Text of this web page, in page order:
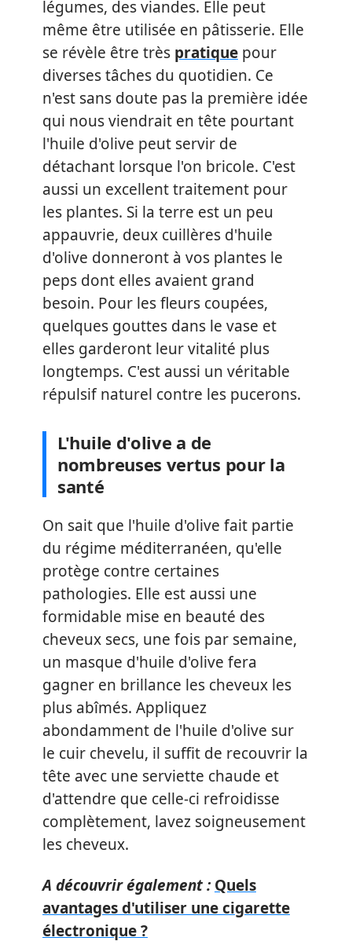
légumes, des viandes. Elle peut
même être utilisée en pâtisserie. Elle
se révèle être très pratique pour
diverses tâches du quotidien. Ce
n'est sans doute pas la première idée
qui nous viendrait en tête pourtant
l'huile d'olive peut servir de
détachant lorsque l'on bricole. C'est
aussi un excellent traitement pour
les plantes. Si la terre est un peu
appauvrie, deux cuillères d'huile
d'olive donneront à vos plantes le
peps dont elles avaient grand
besoin. Pour les fleurs coupées,
quelques gouttes dans le vase et
elles garderont leur vitalité plus
longtemps. C'est aussi un véritable
répulsif naturel contre les pucerons.
L'huile d'olive a de
nombreuses vertus pour la
santé
On sait que l'huile d'olive fait partie
du régime méditerranéen, qu'elle
protège contre certaines
pathologies. Elle est aussi une
formidable mise en beauté des
cheveux secs, une fois par semaine,
un masque d'huile d'olive fera
gagner en brillance les cheveux les
plus abîmés. Appliquez
abondamment de l'huile d'olive sur
le cuir chevelu, il suffit de recouvrir la
tête avec une serviette chaude et
d'attendre que celle-ci refroidisse
complètement, lavez soigneusement
les cheveux.
A découvrir également : Quels
avantages d'utiliser une cigarette
électronique ?